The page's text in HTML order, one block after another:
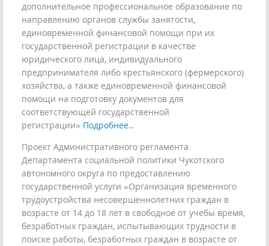
дополнительное профессиональное образование по
направлению органов службы занятости,
единовременной финансовой помощи при их
государственной регистрации в качестве
юридического лица, индивидуального
предпринимателя либо крестьянского (фермерского)
хозяйства, а также единовременной финансовой
помощи на подготовку документов для
соответствующей государственной
регистрации» Подробнее..
Проект Административного регламента
Департамента социальной политики Чукотского
автономного округа по предоставлению
государственной услуги «Организация временного
трудоустройства несовершеннолетних граждан в
возрасте от 14 до 18 лет в свободное от учебы время,
безработных граждан, испытывающих трудности в
поиске работы, безработных граждан в возрасте от